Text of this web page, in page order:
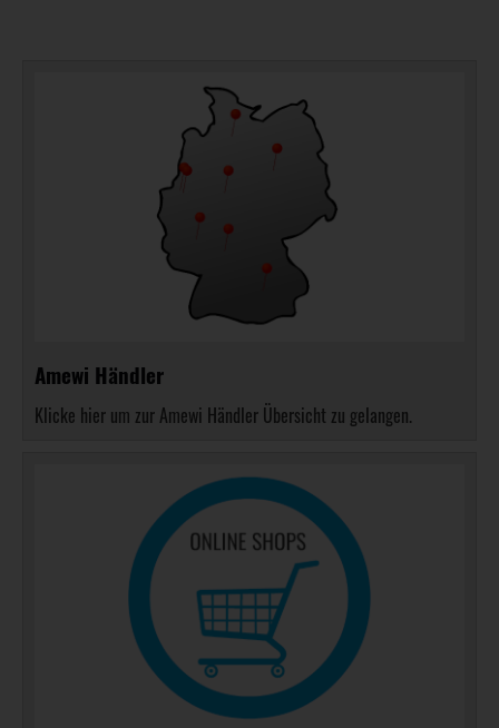
Amewi Händler
Klicke hier um zur Amewi Händler Übersicht zu gelangen.